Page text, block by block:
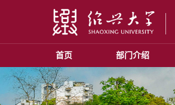
首页 部门介绍